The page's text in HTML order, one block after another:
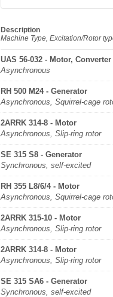
Description
Machine Type, Excitation/Rotor
UAS 56-032 - Motor, Converter
Asynchronous
RH 500 M24 - Generator
Asynchronous, Squirrel-cage
2ARRK 314-8 - Motor
Asynchronous, Slip-ring rotor
SE 315 S8 - Generator
Synchronous, self-excited
RH 355 L8/6/4 - Motor
Asynchronous, Squirrel-cage
2ARRK 315-10 - Motor
Asynchronous, Slip-ring rotor
2ARRK 314-8 - Motor
Asynchronous, Slip-ring rotor
SE 315 SA6 - Generator
Synchronous, self-excited